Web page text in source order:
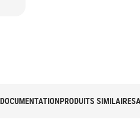
DOCUMENTATIONPRODUITS SIMILAIRES